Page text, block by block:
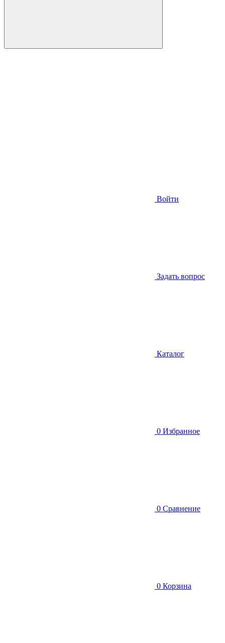
Войти
Задать вопрос
Каталог
0 Избранное
0 Сравнение
0 Корзина